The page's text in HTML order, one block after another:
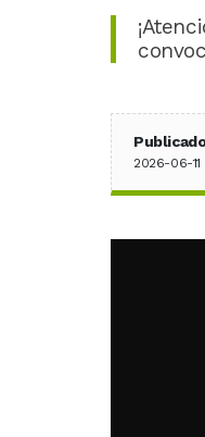
2026-06-11 |